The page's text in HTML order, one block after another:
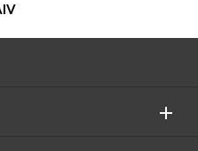
ビジネス向けパソコン